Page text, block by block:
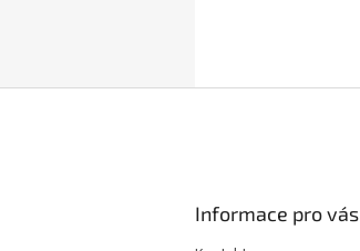
Informace pro vás